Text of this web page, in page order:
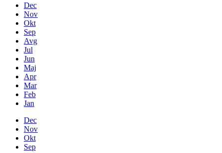
Dec
Nov
Okt
Sep
Avg
Jul
Jun
Maj
Apr
Mar
Feb
Jan
Dec
Nov
Okt
Sep